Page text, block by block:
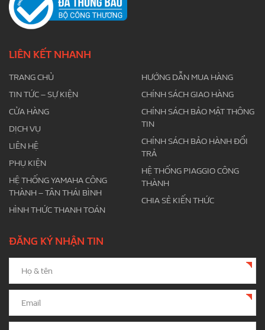
LIÊN KẾT NHANH
TRANG CHỦ
TIN TỨC – SỰ KIỆN
CỬA HÀNG
DỊCH VỤ
LIÊN HỆ
PHỤ KIỆN
HỆ THỐNG YAMAHA CÔNG
THÀNH – TÂN THÁI BÌNH
HÌNH THỨC THANH TOÁN
HƯỚNG DẪN MUA HÀNG
CHÍNH SÁCH GIAO HÀNG
CHÍNH SÁCH BẢO MẬT THÔNG
TIN
CHÍNH SÁCH BẢO HÀNH ĐỔI
TRẢ
HỆ THỐNG PIAGGIO CÔNG
THÀNH
CHIA SẺ KIẾN THỨC
ĐĂNG KÝ NHẬN TIN